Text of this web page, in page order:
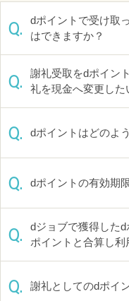
Q.
dポイントで受け取
はできますか？
Q.
謝礼受取をdポイン
礼を現金へ変更した
Q. dポイントはどのよ
Q. dポイントの有効期
Q.
dジョブで獲得した
ポイントと合算し利
Q. 謝礼としてのdポイ